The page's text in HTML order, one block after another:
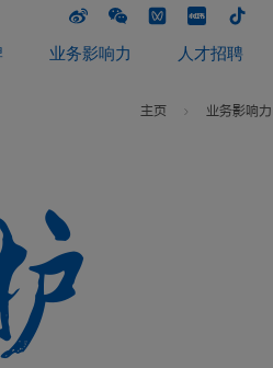
业务影响力 人才招聘
主页 业务影响力